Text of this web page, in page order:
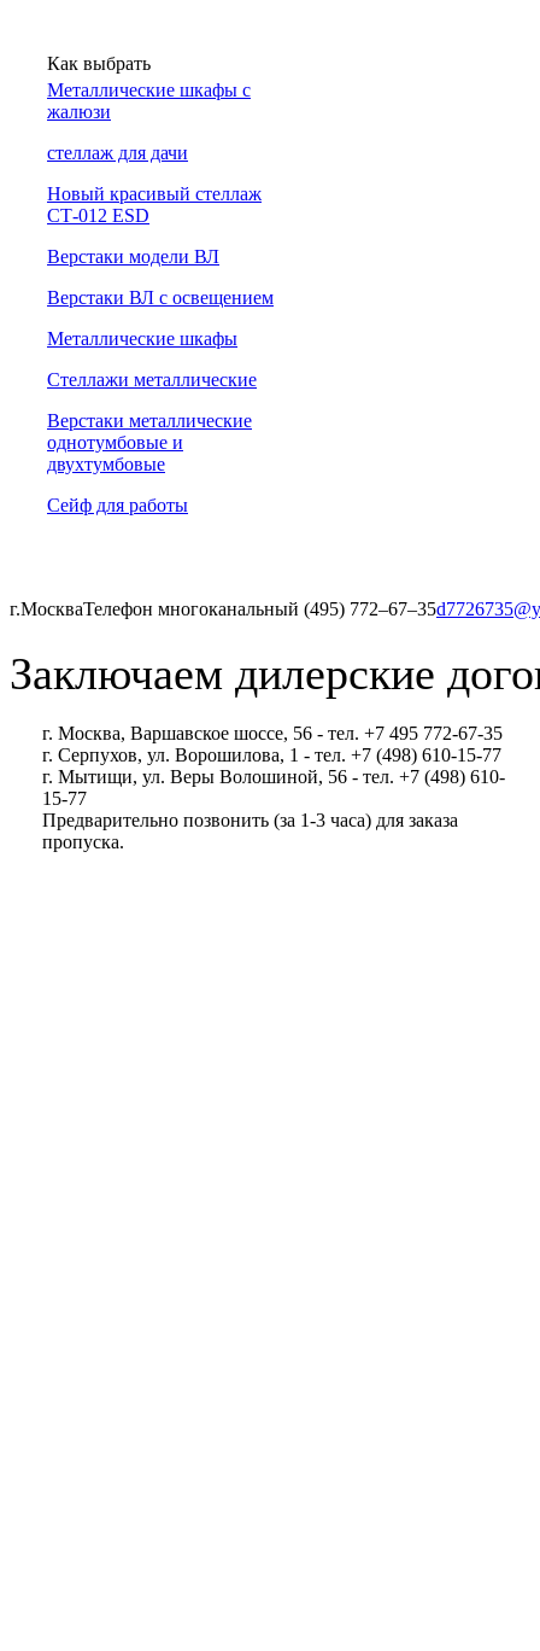
Как выбрать
Металлические шкафы с
жалюзи
cтеллаж для дачи
Новый красивый стеллаж
СТ-012 ESD
Верстаки модели ВЛ
Верстаки ВЛ с освещением
Металлические шкафы
Стеллажи металлические
Верстаки металлические
однотумбовые и
двухтумбовые
Сейф для работы
г.МоскваТелефон многоканальный (495) 772‒67‒35
Заключаем дилерские
г. Москва, Варшавское шоссе, 56 - тел. +7 495 772-67-35
г. Серпухов, ул. Ворошилова, 1 - тел. +7 (498) 610-15-77
г. Мытищи, ул. Веры Волошиной, 56 - тел. +7 (498) 610-
15-77
Предварительно позвонить (за 1-3 часа) для заказа
пропуска.